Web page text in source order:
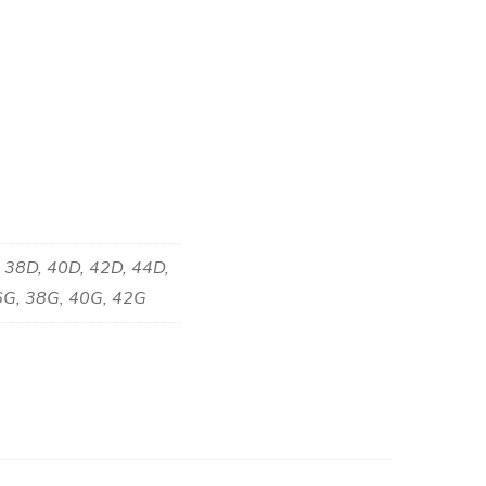
40D, 42D, 44D,
38G, 40G, 42G